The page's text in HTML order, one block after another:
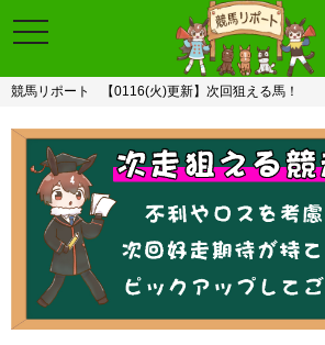
toggle
navigation
競馬リポート 【0116(火)更新】次回狙える馬！